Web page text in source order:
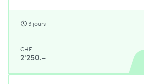
3 jours
CHF
2'250.–